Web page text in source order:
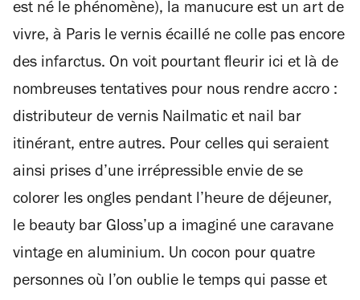
est né le phénomène), la manucure est un art de
vivre, à Paris le vernis écaillé ne colle pas encore
des infarctus. On voit pourtant fleurir ici et là de
nombreuses tentatives pour nous rendre accro :
distributeur de vernis Nailmatic et nail bar
itinérant, entre autres. Pour celles qui seraient
ainsi prises d’une irrépressible envie de se
colorer les ongles pendant l’heure de déjeuner,
le beauty bar Gloss’up a imaginé une caravane
vintage en aluminium. Un cocon pour quatre
personnes où l’on oublie le temps qui passe et